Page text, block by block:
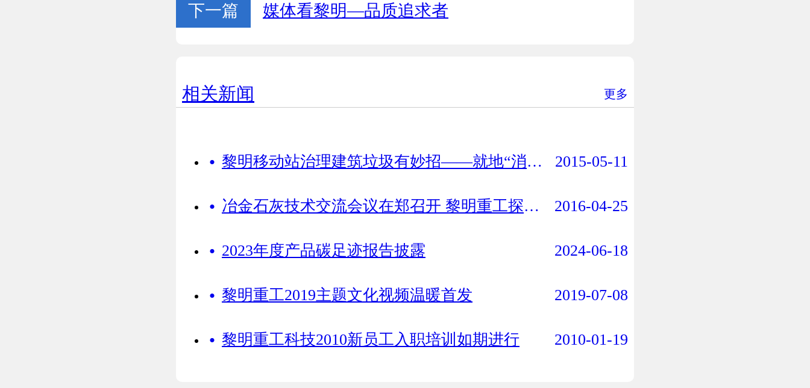
下一篇 媒体看黎明—品质追求者
相关新闻 更多
· 2015-05-11
黎明移动站治理建筑垃圾有妙招——就地“消化”实现资源再生
· 2016-04-25
冶金石灰技术交流会议在郑召开 黎明重工探讨可持续发展之道
· 2024-06-18
2023年度产品碳足迹报告披露
· 2019-07-08
黎明重工2019主题文化视频温暖首发
· 2010-01-19
黎明重工科技2010新员工入职培训如期进行